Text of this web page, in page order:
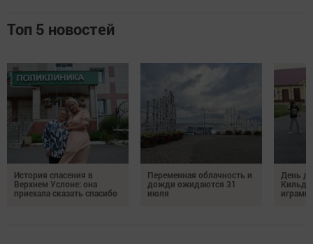
Топ 5 новостей
История спасения в
Верхнем Услоне: она
приехала сказать спасибо
Переменная облачность и
дожди ожидаются 31
июля
День
играми